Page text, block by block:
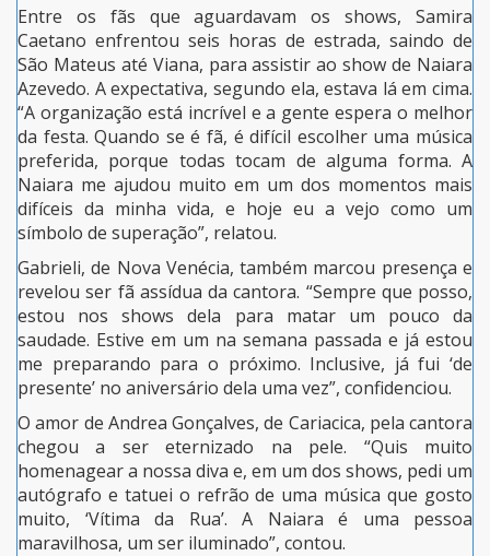
Entre os fãs que aguardavam os shows, Samira
Caetano enfrentou seis horas de estrada, saindo de
São Mateus até Viana, para assistir ao show de Naiara
Azevedo. A expectativa, segundo ela, estava lá em cima.
“A organização está incrível e a gente espera o melhor
da festa. Quando se é fã, é difícil escolher uma música
preferida, porque todas tocam de alguma forma. A
Naiara me ajudou muito em um dos momentos mais
difíceis da minha vida, e hoje eu a vejo como um
símbolo de superação”, relatou.
Gabrieli, de Nova Venécia, também marcou presença e
revelou ser fã assídua da cantora. “Sempre que posso,
estou nos shows dela para matar um pouco da
saudade. Estive em um na semana passada e já estou
me preparando para o próximo. Inclusive, já fui ‘de
presente’ no aniversário dela uma vez”, confidenciou.
O amor de Andrea Gonçalves, de Cariacica, pela cantora
chegou a ser eternizado na pele. “Quis muito
homenagear a nossa diva e, em um dos shows, pedi um
autógrafo e tatuei o refrão de uma música que gosto
muito, ‘Vítima da Rua’. A Naiara é uma pessoa
maravilhosa, um ser iluminado”, contou.